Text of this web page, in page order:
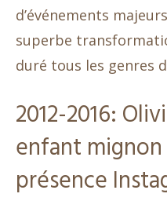
d’événements
superbe
duré tous les genres
2012-2016:
enfant
présence